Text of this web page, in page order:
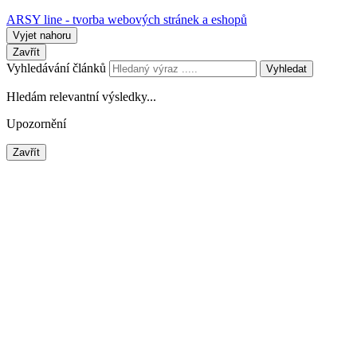
ARSY line - tvorba webových stránek a eshopů
Vyjet nahoru
Zavřít
Vyhledávání článků Vyhledat
Hledám relevantní výsledky...
Upozornění
Zavřít